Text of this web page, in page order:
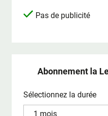
Pas de publicité
Abonnement la
Sélectionnez la durée